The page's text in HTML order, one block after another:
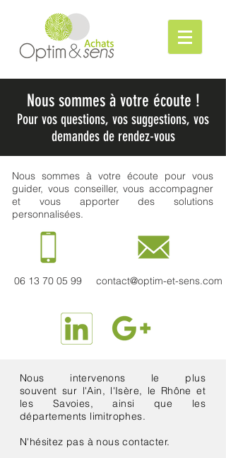
Nous sommes à votre écoute !
Pour vos questions, vos suggestions, vos
demandes de rendez-vous
Nous sommes à votre écoute pour vous
guider, vous conseiller, vous accompagner
et vous apporter des solutions
personnalisées.
06 13 70 05 99 contact@optim-et-sens.com
Nous intervenons le plus
souvent sur l'Ain, l'Isère, le Rhône et
les Savoies, ainsi que les
départements limitrophes.
N'hésitez pas à nous contacter.